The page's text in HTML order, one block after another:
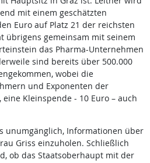
mit einem geschätzten
Euro auf Platz 21 der reichsten
übrigens gemeinsam mit seinem
das Pharma-Unternehmen
sind bereits über 500.000
wobei die
und Exponenten der
Kleinspende - 10 Euro – auch
unumgänglich, Informationen über
Griss einzuholen. Schließlich
ob das Staatsoberhaupt mit der